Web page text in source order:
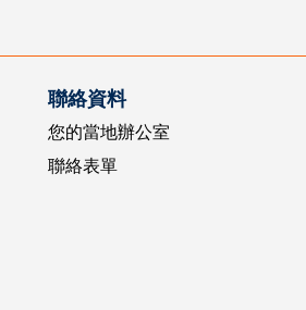
聯絡資料
您的當地辦公室
聯絡表單